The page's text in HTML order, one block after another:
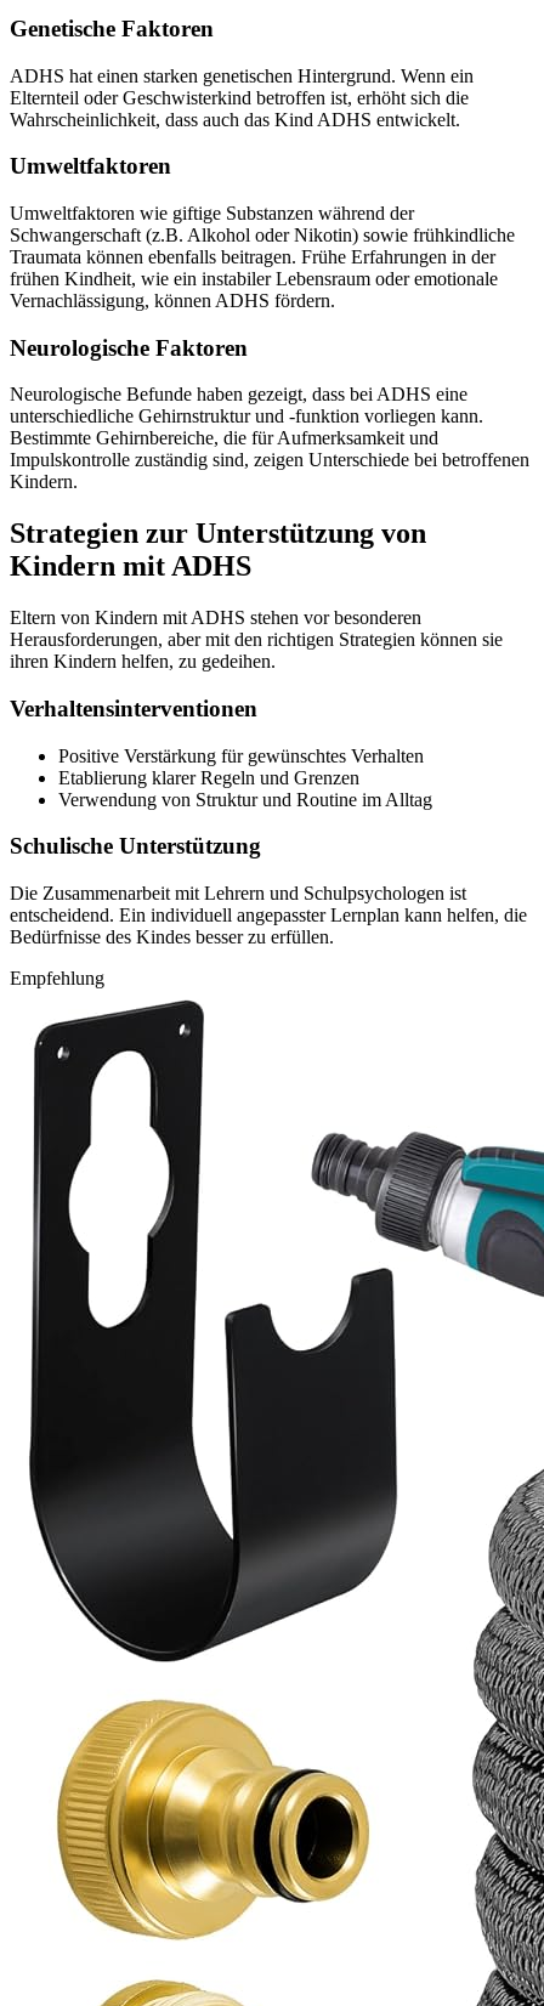
Genetische Faktoren
ADHS hat einen starken genetischen Hintergrund. Wenn ein
Elternteil oder Geschwisterkind betroffen ist, erhöht sich die
Wahrscheinlichkeit, dass auch das Kind ADHS entwickelt.
Umweltfaktoren
Umweltfaktoren wie giftige Substanzen während der
Schwangerschaft (z.B. Alkohol oder Nikotin) sowie frühkindliche
Traumata können ebenfalls beitragen. Frühe Erfahrungen in der
frühen Kindheit, wie ein instabiler Lebensraum oder emotionale
Vernachlässigung, können ADHS fördern.
Neurologische Faktoren
Neurologische Befunde haben gezeigt, dass bei ADHS eine
unterschiedliche Gehirnstruktur und -funktion vorliegen kann.
Bestimmte Gehirnbereiche, die für Aufmerksamkeit und
Impulskontrolle zuständig sind, zeigen Unterschiede bei betroffenen
Kindern.
Strategien zur Unterstützung von
Kindern mit ADHS
Eltern von Kindern mit ADHS stehen vor besonderen
Herausforderungen, aber mit den richtigen Strategien können sie
ihren Kindern helfen, zu gedeihen.
Verhaltensinterventionen
Positive Verstärkung für gewünschtes Verhalten
Etablierung klarer Regeln und Grenzen
Verwendung von Struktur und Routine im Alltag
Schulische Unterstützung
Die Zusammenarbeit mit Lehrern und Schulpsychologen ist
entscheidend. Ein individuell angepasster Lernplan kann helfen, die
Bedürfnisse des Kindes besser zu erfüllen.
Empfehlung